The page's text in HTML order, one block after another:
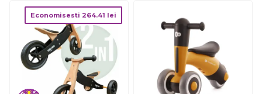
Economisesti 264.41 lei